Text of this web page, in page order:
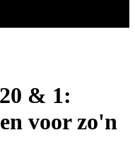
& 1:
voor zo'n